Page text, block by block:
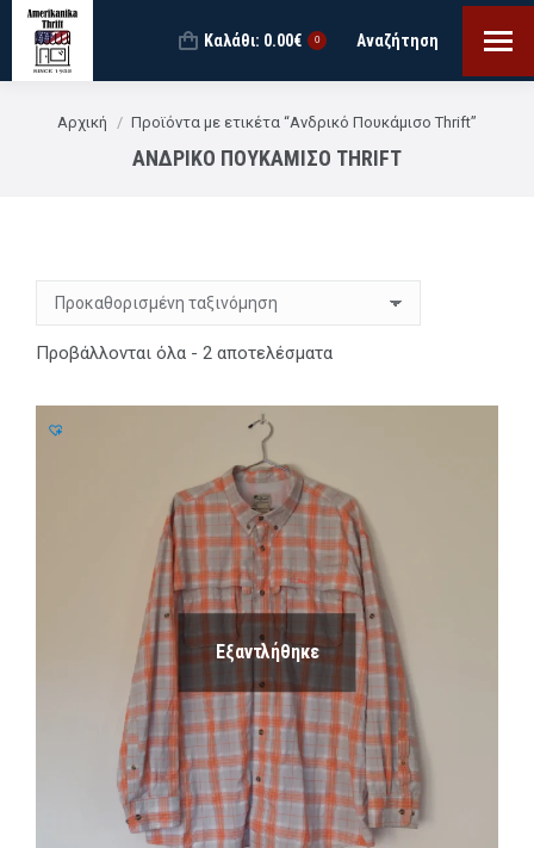
Καλάθι: 0.00€ 0 Search:
Αναζήτηση
You are here:
Αρχική Προϊόντα με ετικέτα “Ανδρικό Πουκάμισο Thrift”
ΑΝΔΡΙΚΌ ΠΟΥΚΆΜΙΣΟ THRIFT
Προβάλλονται όλα - 2 αποτελέσματα
Εξαντλήθηκε